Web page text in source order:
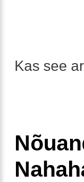
Kas see